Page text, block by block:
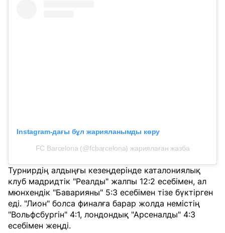
Instagram-дағы бұл жарияланымды көру
FC Barcelona (@fcbarcelona) жариялаған жазба
Турнирдің алдыңғы кезеңдерінде каталониялық
клуб мадридтік "Реалды" жалпы 12:2 есебімен, ал
мюнхендік "Баварияны" 5:3 есебімен тізе бүктірген
еді. "Лион" болса финалға барар жолда немістің
"Вольфсбургін" 4:1, лондондық "Арсеналды" 4:3
есебімен жеңді.